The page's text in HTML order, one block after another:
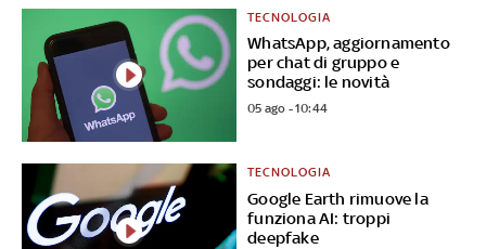
WhatsApp, aggiornamento
per chat di gruppo e
sondaggi: le novità
TECNOLOGIA
05 ago - 10:44
Google Earth rimuove la
funziona AI: troppi
deepfake
TECNOLOGIA